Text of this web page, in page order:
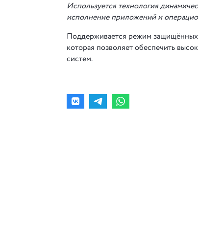
Используется технология
исполнение приложений и
Поддерживается режим
которая позволяет обеспечить
систем.